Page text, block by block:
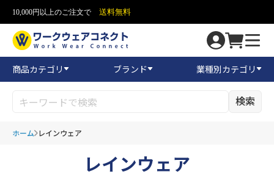
10,000円以上のご注文で 送料無料
商品カテゴリ ブランド 業種別カテゴリ
検索
ホーム レインウェア
レインウェア